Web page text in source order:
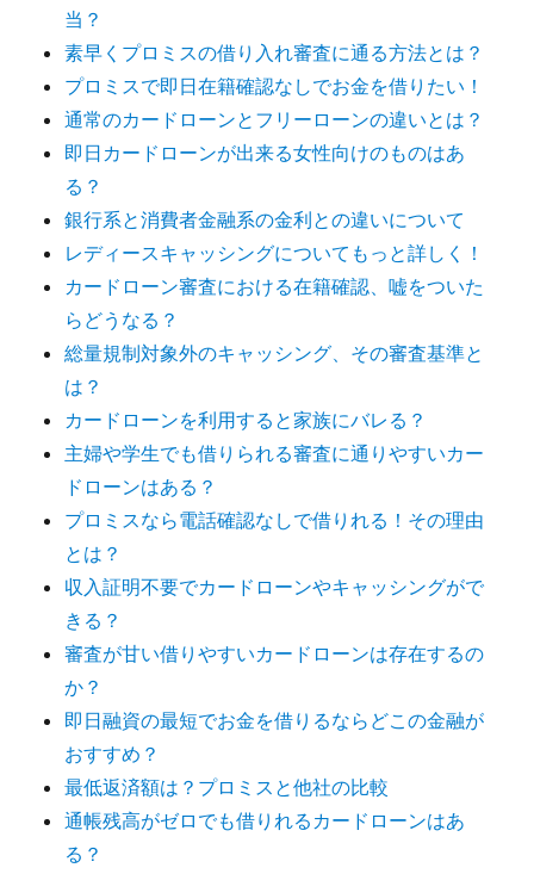
当？
素早くプロミスの借り入れ審査に通る方法とは？
プロミスで即日在籍確認なしでお金を借りたい！
通常のカードローンとフリーローンの違いとは？
即日カードローンが出来る女性向けのものはあ
る？
銀行系と消費者金融系の金利との違いについて
レディースキャッシングについてもっと詳しく！
カードローン審査における在籍確認、嘘をついた
らどうなる？
総量規制対象外のキャッシング、その審査基準と
は？
カードローンを利用すると家族にバレる？
主婦や学生でも借りられる審査に通りやすいカー
ドローンはある？
プロミスなら電話確認なしで借りれる！その理由
とは？
収入証明不要でカードローンやキャッシングがで
きる？
審査が甘い借りやすいカードローンは存在するの
か？
即日融資の最短でお金を借りるならどこの金融が
おすすめ？
最低返済額は？プロミスと他社の比較
通帳残高がゼロでも借りれるカードローンはあ
る？